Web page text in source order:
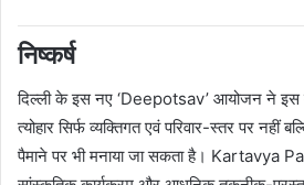
निष्कर्ष
दिल्ली के इस नए ‘Deepotsav’ आयोजन ने इस
त्योहार सिर्फ व्यक्तिगत एवं परिवार-स्तर पर नहीं
पैमाने पर भी मनाया जा सकता है। Kartavya